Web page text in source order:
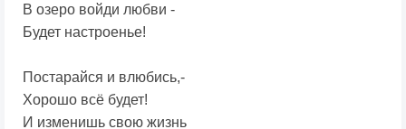
В озеро войди любви -
Будет настроенье!
Постарайся и влюбись,-
Хорошо всё будет!
И изменишь свою жизнь